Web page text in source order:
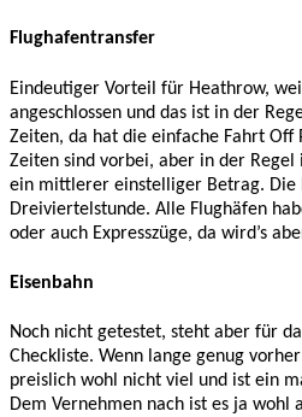
Flughafentransfer
Eindeutiger Vorteil für Heathrow,
angeschlossen und das ist in der
Zeiten, da hat die einfache Fahrt Off
Zeiten sind vorbei, aber in der Regel
ein mittlerer einstelliger Betrag. Die
Dreiviertelstunde. Alle Flughäfen
oder auch Expresszüge, da wird’s
Eisenbahn
Noch nicht getestet, steht aber für
Checkliste. Wenn lange genug
preislich wohl nicht viel und ist ein
Dem Vernehmen nach ist es ja